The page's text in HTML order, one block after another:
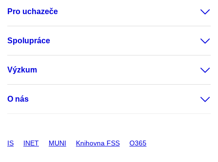
Pro uchazeče
Spolupráce
Výzkum
O nás
IS INET MUNI Knihovna FSS O365